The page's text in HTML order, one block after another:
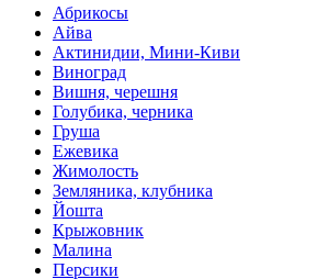
Абрикосы
Айва
Актинидии, Мини-Киви
Виноград
Вишня, черешня
Голубика, черника
Груша
Ежевика
Жимолость
Земляника, клубника
Йошта
Крыжовник
Малина
Персики